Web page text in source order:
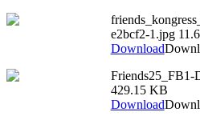
e2bcf2-1.jpg
Download
Friends25_FB1-
429.15 KB
Download